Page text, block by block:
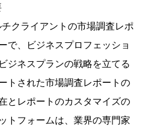
クライアントの市場調査レポ
で、ビジネスプロフェッショ
ジネスプランの戦略を立てる
トされた市場調査レポートの
とレポートのカスタマイズの
トフォームは、業界の専門家